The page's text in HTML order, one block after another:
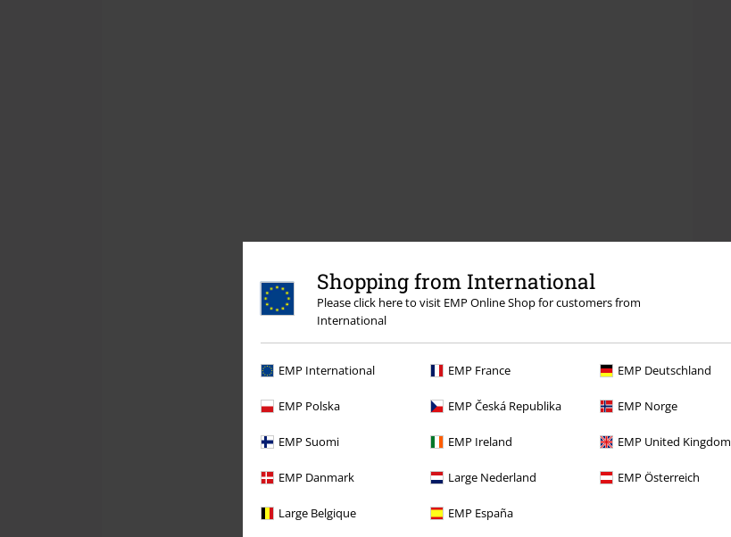
Shopping from International
Please click here to visit EMP Online Shop for customers from
International
EMP International EMP France EMP Deutschland
EMP Polska EMP Česká Republika EMP Norge
EMP Suomi EMP Ireland EMP United Kingdom
EMP Danmark Large Nederland EMP Österreich
Large Belgique EMP España